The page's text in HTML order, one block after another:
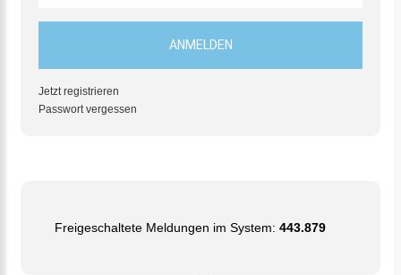
Jetzt registrieren
Passwort vergessen
Freigeschaltete Meldungen im System: 443.879